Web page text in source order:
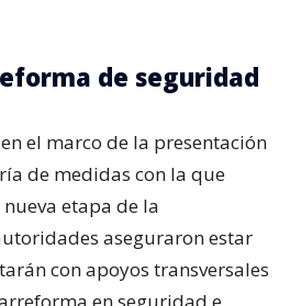
de seguridad
el marco de la presentación
de medidas con la que
etapa de la
aseguraron estar
con apoyos transversales
en seguridad e